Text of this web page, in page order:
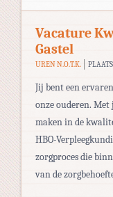
Vacature
Gastel
UREN N.O.T.K.
Jij bent een
onze ouderen.
maken in de
HBO-
zorgproces die
van de